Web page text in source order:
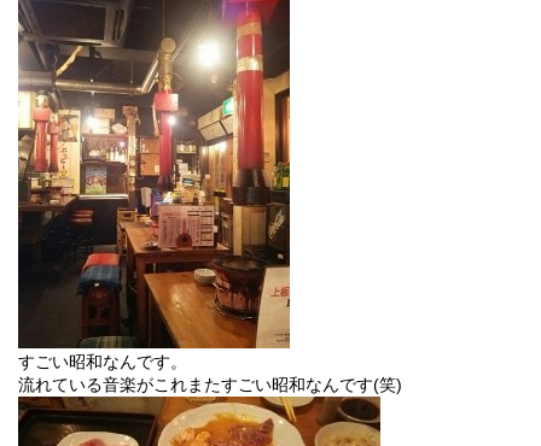
すごい昭和なんです。
流れている音楽がこれまたすごい昭和なんです(笑)